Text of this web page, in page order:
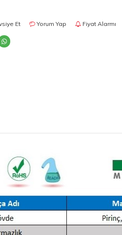
Et Yorum Yap Fiyat Alarmı